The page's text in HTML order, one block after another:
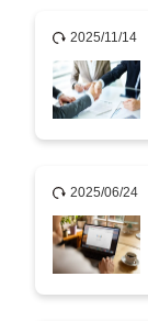
2025/11/14
2025/06/24